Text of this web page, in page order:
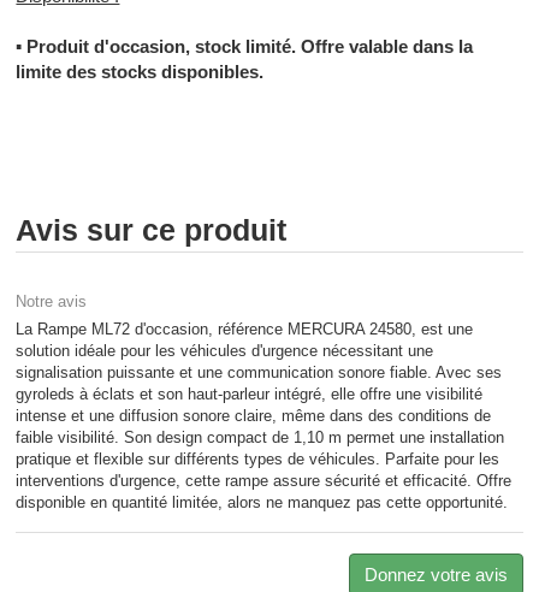
▪ Produit d'occasion, stock limité. Offre valable dans la
limite des stocks disponibles.
Avis sur ce produit
Notre avis
La Rampe ML72 d'occasion, référence MERCURA 24580, est une
solution idéale pour les véhicules d'urgence nécessitant une
signalisation puissante et une communication sonore fiable. Avec ses
gyroleds à éclats et son haut-parleur intégré, elle offre une visibilité
intense et une diffusion sonore claire, même dans des conditions de
faible visibilité. Son design compact de 1,10 m permet une installation
pratique et flexible sur différents types de véhicules. Parfaite pour les
interventions d'urgence, cette rampe assure sécurité et efficacité. Offre
disponible en quantité limitée, alors ne manquez pas cette opportunité.
Donnez votre avis